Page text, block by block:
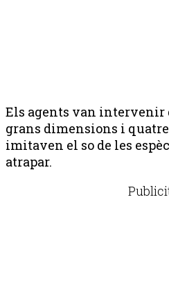
Els agents van intervenir
grans dimensions i
imitaven el so de les
atrapar.